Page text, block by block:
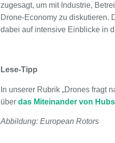
zugesagt, um mit Industrie,
Drone-Economy zu diskutieren.
dabei auf intensive Einblicke in
Lese-Tipp
In unserer Rubrik „Drones fragt
über das Miteinander von
Abbildung: European Rotors